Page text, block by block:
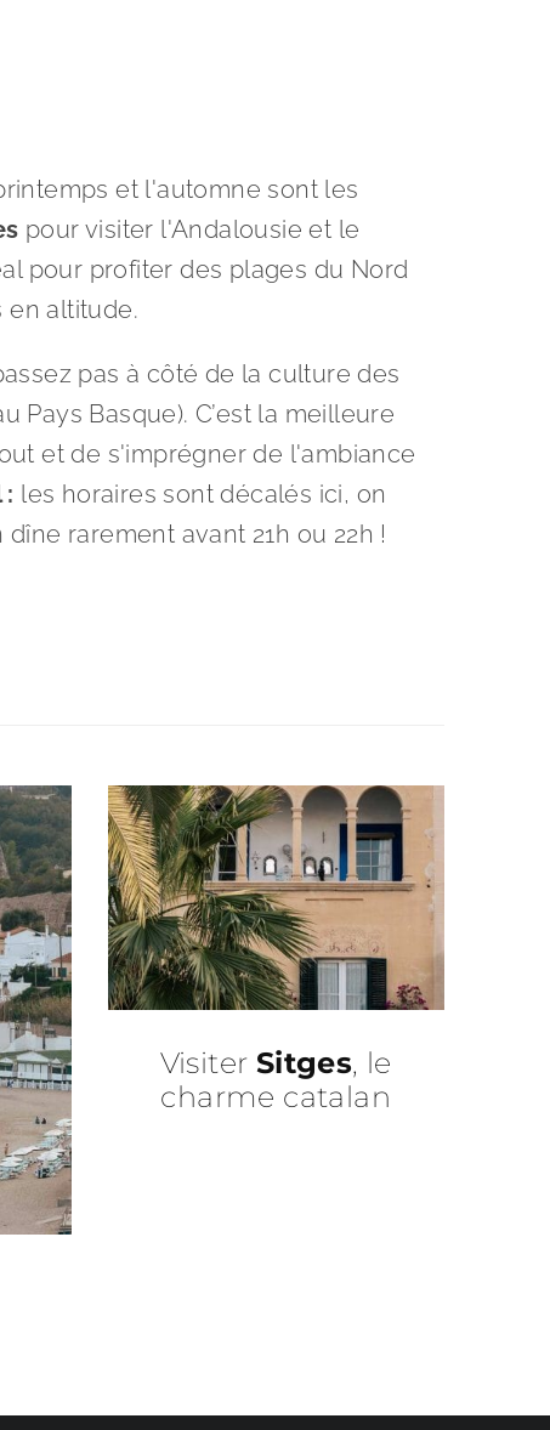
et l'automne sont les
pour visiter l'Andalousie et le
pour profiter des plages du Nord
en altitude.
pas à côté de la culture des
Pays Basque). C’est la meilleure
et de s'imprégner de l'ambiance
les horaires sont décalés ici, on
rarement avant 21h ou 22h !
Visiter Sitges, le
charme catalan